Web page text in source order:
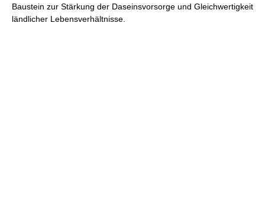
Baustein zur Stärkung der Daseinsvorsorge und Gleichwertigkeit
ländlicher Lebensverhältnisse.